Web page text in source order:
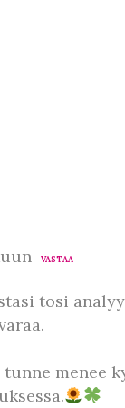
VASTAA
tosi
menee